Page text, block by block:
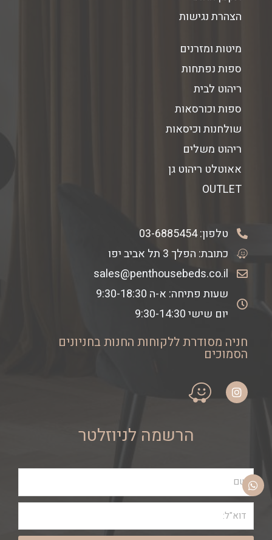
הצהרת נגישות
מיטות ומזרנים
ספות נפתחות
ריהוט לבית
ספות וכורסאות
שולחנות וכיסאות
ריהוט משלים
אאוטלט ריהוט גן
OUTLET
טלפון:03-6885454
כתובת: הפלך 3 תל אביב יפו
sales@penthousebeds.co.il
שעות פתיחה: א-ה 9:30-18:30
יום שישי 9:30-14:30
חניה מסודרת ללקוחות החנות בחניונים
הסמוכים
הרשמה לניוזלטר